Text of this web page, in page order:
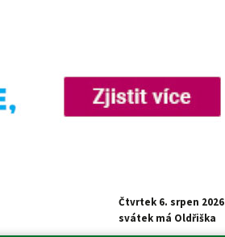
Čtvrtek 6. srpen 2026
svátek má Oldřiška